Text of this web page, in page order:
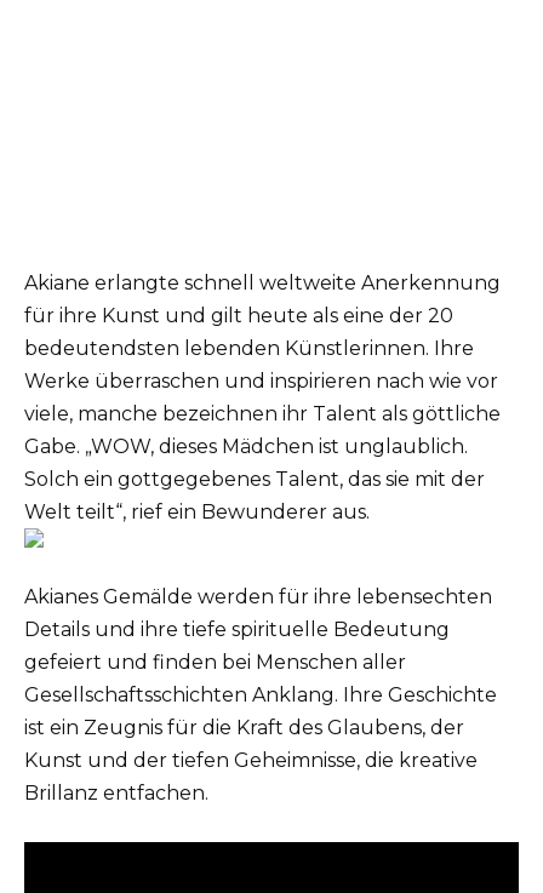
Akiane erlangte schnell weltweite Anerkennung
für ihre Kunst und gilt heute als eine der 20
bedeutendsten lebenden Künstlerinnen. Ihre
Werke überraschen und inspirieren nach wie vor
viele, manche bezeichnen ihr Talent als göttliche
Gabe. „WOW, dieses Mädchen ist unglaublich.
Solch ein gottgegebenes Talent, das sie mit der
Welt teilt“, rief ein Bewunderer aus.
Akianes Gemälde werden für ihre lebensechten
Details und ihre tiefe spirituelle Bedeutung
gefeiert und finden bei Menschen aller
Gesellschaftsschichten Anklang. Ihre Geschichte
ist ein Zeugnis für die Kraft des Glaubens, der
Kunst und der tiefen Geheimnisse, die kreative
Brillanz entfachen.